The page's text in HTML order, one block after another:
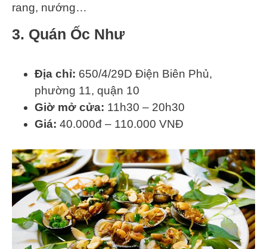
rang, nướng…
3. Quán Ốc Như
Địa chỉ: 650/4/29D Điện Biên Phủ,
phường 11, quận 10
Giờ mở cửa: 11h30 – 20h30
Giá: 40.000đ – 110.000 VNĐ